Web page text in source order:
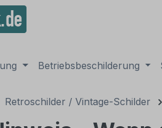
Betriebsbeschilderung
Retroschilder / Vintage-Schilder